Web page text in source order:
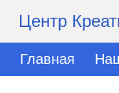
Центр
Главная